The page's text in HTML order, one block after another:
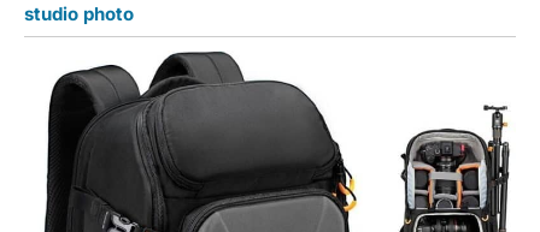
studio photo